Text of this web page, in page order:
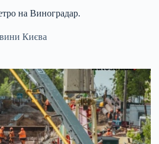
на Виноградар.
Києва